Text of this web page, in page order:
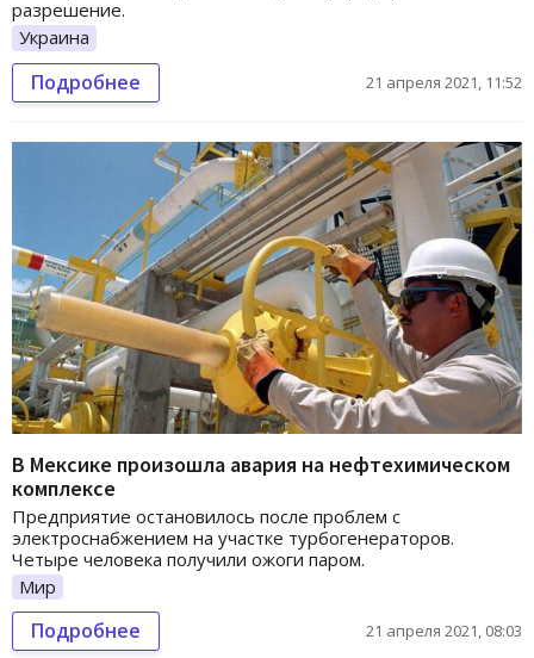
разрешение.
Украина
Подробнее 21 апреля 2021, 11:52
В Мексике произошла авария на нефтехимическом
комплексе
Предприятие остановилось после проблем с
электроснабжением на участке турбогенераторов.
Четыре человека получили ожоги паром.
Мир
Подробнее 21 апреля 2021, 08:03